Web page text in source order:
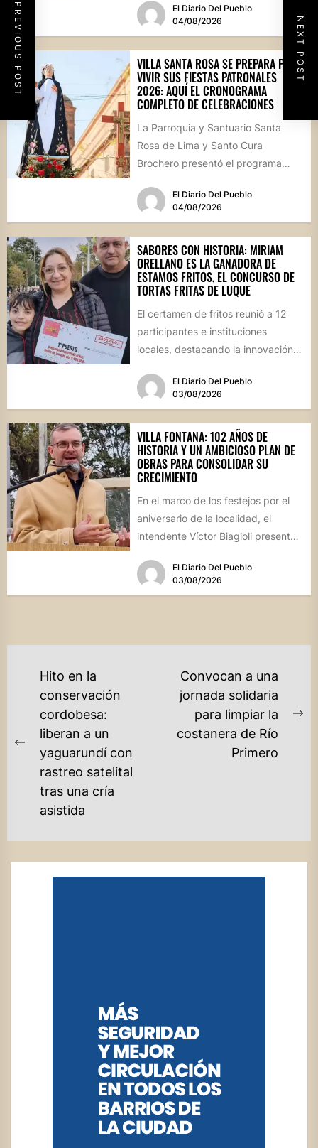
PREVIOUS POST NEXT POST
calle...
El Diario Del Pueblo
04/08/2026
VILLA SANTA ROSA SE PREPARA PARA
VIVIR SUS FIESTAS PATRONALES
2026: AQUÍ EL CRONOGRAMA
COMPLETO DE CELEBRACIONES
La Parroquia y Santuario Santa
Rosa de Lima y Santo Cura
Brochero presentó el programa
El Diario Del Pueblo
04/08/2026
SABORES CON HISTORIA: MIRIAM
ORELLANO ES LA GANADORA DE
ESTAMOS FRITOS, EL CONCURSO DE
TORTAS FRITAS DE LUQUE
El certamen de fritos reunió a 12
participantes e instituciones
locales, destacando la innovación
El Diario Del Pueblo
03/08/2026
VILLA FONTANA: 102 AÑOS DE
HISTORIA Y UN AMBICIOSO PLAN DE
OBRAS PARA CONSOLIDAR SU
CRECIMIENTO
En el marco de los festejos por el
aniversario de la localidad, el
intendente Víctor Biagioli presentó
El Diario Del Pueblo
03/08/2026
NAVEGACIÓN
ENTRADAS
Previous
post:
Hito en la
conservación
cordobesa:
liberan a un
yaguarundí con
rastreo satelital
tras una cría
asistida
Convocan a una
jornada solidaria
para limpiar la
costanera de Río
Primero